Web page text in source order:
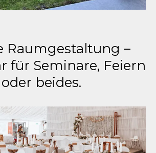
Raumgestaltung –
für Seminare, Feiern
oder beides.